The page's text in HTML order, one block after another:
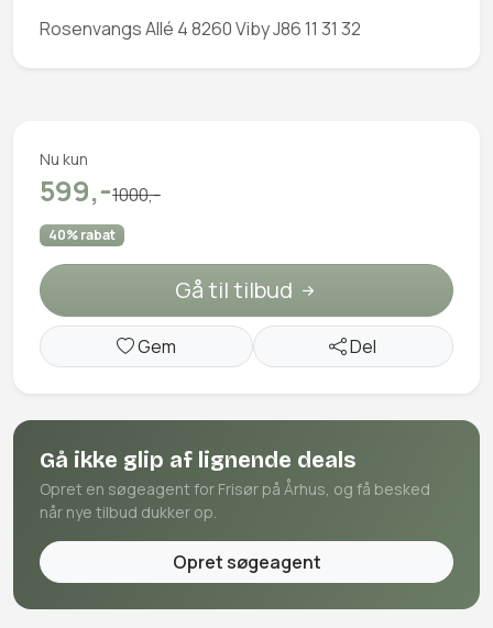
Rosenvangs Allé 4 8260 Viby J86 11 31 32
Nu kun
599,-1000,-
40% rabat
Gå til tilbud
Gem Del
Gå ikke glip af lignende deals
Opret en søgeagent for Frisør på Århus, og få besked
når nye tilbud dukker op.
Opret søgeagent